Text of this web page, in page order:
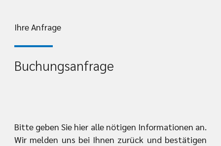
Ihre Anfrage
Buchungsanfrage
Bitte geben Sie hier alle nötigen Informationen an.
Wir melden uns bei Ihnen zurück und bestätigen